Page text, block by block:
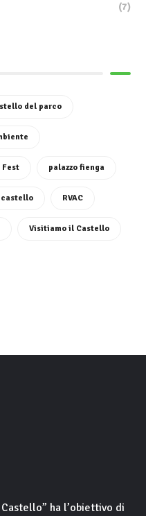
(7)
del parco
Fest palazzo fienga
RVAC
Visitiamo il Castello
” ha l’obiettivo di